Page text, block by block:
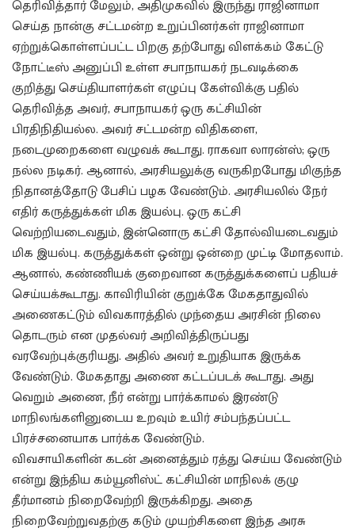
தெரிவித்தார் மேலும், அதிமுகவில் இருந்து ராஜினாமா
செய்த நான்கு சட்டமன்ற உறுப்பினர்கள் ராஜினாமா
ஏற்றுக்கொள்ளப்பட்ட பிறகு தற்போது விளக்கம் கேட்டு
நோட்டீஸ் அனுப்பி உள்ள சபாநாயகர் நடவடிக்கை
குறித்து செய்தியாளர்கள் எழுப்பு கேள்விக்கு பதில்
தெரிவித்த அவர், சபாநாயகர் ஒரு கட்சியின்
பிரதிநிதியல்ல. அவர் சட்டமன்ற விதிகளை,
நடைமுறைகளை வழுவக் கூடாது. ராகவா லாரன்ஸ்; ஒரு
நல்ல நடிகர். ஆனால், அரசியலுக்கு வருகிறபோது மிகுந்த
நிதானத்தோடு பேசிப் பழக வேண்டும். அரசியலில் நேர்
எதிர் கருத்துக்கள் மிக இயல்பு. ஒரு கட்சி
வெற்றியடைவதும், இன்னொரு கட்சி தோல்வியடைவதும்
மிக இயல்பு. கருத்துக்கள் ஒன்று ஒன்றை முட்டி மோதலாம்.
ஆனால், கண்ணியக் குறைவான கருத்துக்களைப் பதியச்
செய்யக்கூடாது. காவிரியின் குறுக்கே மேகதாதுவில்
அணைகட்டும் விவகாரத்தில் முந்தைய அரசின் நிலை
தொடரும் என முதல்வர் அறிவித்திருப்பது
வரவேற்புக்குரியது. அதில் அவர் உறுதியாக இருக்க
வேண்டும். மேகதாது அணை கட்டப்படக் கூடாது. அது
வெறும் அணை, நீர் என்று பார்க்காமல் இரண்டு
மாநிலங்களினுடைய உறவும் உயிர் சம்பந்தப்பட்ட
பிரச்சனையாக பார்க்க வேண்டும்.
விவசாயிகளின் கடன் அனைத்தும் ரத்து செய்ய வேண்டும்
என்று இந்திய கம்யூனிஸ்ட் கட்சியின் மாநிலக் குழு
தீர்மானம் நிறைவேற்றி இருக்கிறது. அதை
நிறைவேற்றுவதற்கு கடும் முயற்சிகளை இந்த அரசு